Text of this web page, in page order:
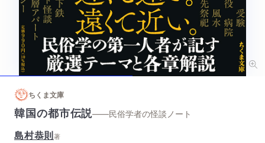
ちくま文庫
韓国の都市伝説——民俗学者の怪談ノート
島村恭則著